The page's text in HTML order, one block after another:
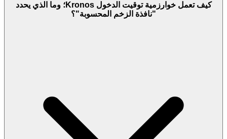
كيف تعمل خوارزمية توقيت الدخول Kronos؛ وما الذي يحدد
"نافذة الزخم المحسوبة"؟